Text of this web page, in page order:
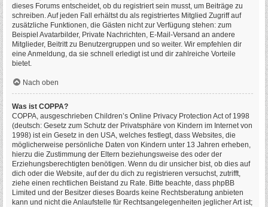
dieses Forums entscheidet, ob du registriert sein musst, um Beiträge zu
schreiben. Auf jeden Fall erhältst du als registriertes Mitglied Zugriff auf
zusätzliche Funktionen, die Gästen nicht zur Verfügung stehen: zum
Beispiel Avatarbilder, Private Nachrichten, E-Mail-Versand an andere
Mitglieder, Beitritt zu Benutzergruppen und so weiter. Wir empfehlen dir
eine Anmeldung, da sie schnell erledigt ist und dir zahlreiche Vorteile
bietet.
Nach oben
Was ist COPPA?
COPPA, ausgeschrieben Children’s Online Privacy Protection Act of 1998
(deutsch: Gesetz zum Schutz der Privatsphäre von Kindern im Internet von
1998) ist ein Gesetz in den USA, welches festlegt, dass Websites, die
möglicherweise persönliche Daten von Kindern unter 13 Jahren erheben,
hierzu die Zustimmung der Eltern beziehungsweise des oder der
Erziehungsberechtigten benötigen. Wenn du dir unsicher bist, ob dies auf
dich oder die Website, auf der du dich zu registrieren versuchst, zutrifft,
ziehe einen rechtlichen Beistand zu Rate. Bitte beachte, dass phpBB
Limited und der Besitzer dieses Boards keine Rechtsberatung anbieten
kann und nicht die Anlaufstelle für Rechtsangelegenheiten jeglicher Art ist;